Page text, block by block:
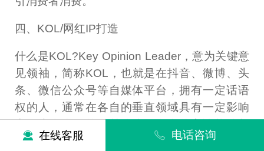
四、KOL/网红IP打造
什么是KOL?Key Opinion Leader，意为关键意
见领袖，简称KOL，也就是在抖音、微博、头
条、微信公众号等自媒体平台，拥有一定话语
权的人，通常在各自的垂直领域具有一定影响
力，也有自己的粉丝群体，发布的言论能够起
到引导的作用。而网红，则指的是现实或者网
在线客服 电话咨询